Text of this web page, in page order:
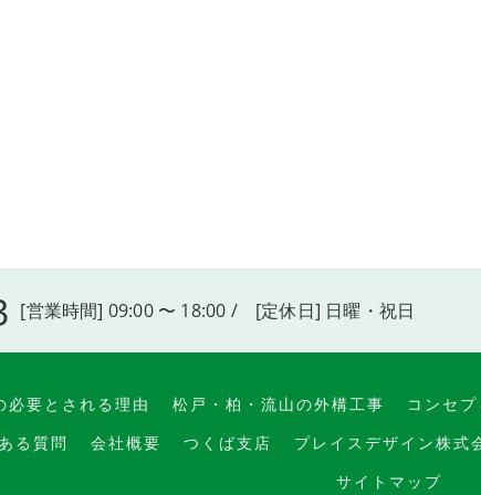
[営業時間] 09:00 〜 18:00 / [定休日] 日曜・祝日
必要とされる理由 松戸・柏・流山の外構工事 コンセプ
る質問 会社概要 つくば支店 プレイスデザイン株式
サイトマップ